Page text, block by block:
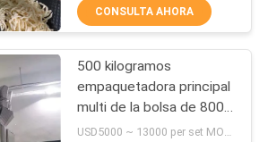
de
79
14
CONSULTA AHORA
500 kilogramos
empaquetadora principal
multi de la bolsa de 800
gramos 11Head